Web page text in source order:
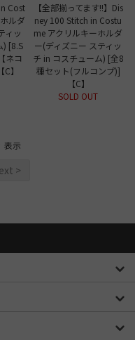
Cost
ルダ
ィッ
) [8.S
ネコ
】
【全部揃ってます!!】Dis
ney 100 Stitch in Costu
me アクリルキーホルダ
ー(ディズニー スティッ
チ in コスチューム) [全8
種セット(フルコンプ)]
【C】
SOLD OUT
表示
>